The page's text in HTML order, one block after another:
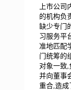
上市公司
的机构负
缺少专门
习服务平
准地匹配
门统筹的
对象一致
并向董事
重合,造成